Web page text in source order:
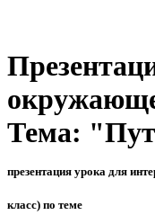
Тема:
презентация урока для
класс) по теме